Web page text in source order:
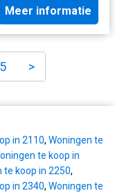
Meer informatie
5 >
in 2110, Woningen te
te koop in
te koop in 2250,
in 2340, Woningen te